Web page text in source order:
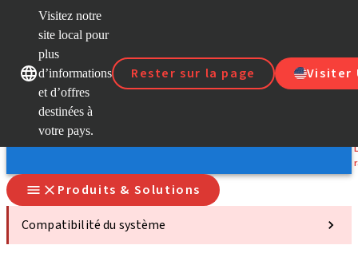
Visitez notre
site local pour
plus
d’informations
et d’offres
destinées à
votre pays.
Rester sur la page
Visiter
Nos marquesNos marques
Produits & Solutions
Compatibilité du système